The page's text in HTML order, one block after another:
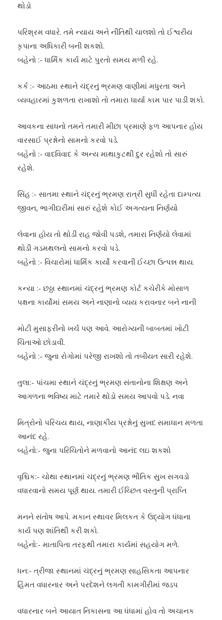
થોડો
પરિશ્રમ વધારે. તમે ન્યાય અને નીતિથી ચાલશો તો ઈશ્વરીય
કૃપાના અધિકારી બની શકશો.
બહેનો :- ધાર્મિક કાર્ય માટે પુરતો સમય મળી રહે.
કર્ક :- આઠમા સ્થાને ચંદ્રનું ભ્રમણ વાણીમાં મધુરતા અને
વ્યવહારમાં કુશળતા રાખાશો તો તમારા ધાર્યા કામ પાર પાડી શકો.
આવકના સાધનો તમને તમારી મીછા પ્રમાણે ફળ આપનાર હોય
વારસાઈ પ્રશ્નોનો સામનો કરવો પડે.
બહેનો :- વાદવિવાદ કે અન્ય માથાકુટથી દુર રહેશો તો સારું
રહેશે.
સિંહ :- સાતમા સ્થાને ચંદ્રનું ભ્રમણ રાત્રી સુધી રહેતા દામ્પત્ય
જીવન, ભાગીદારીમાં સારું રહેશે કોઈ અગત્યના નિર્ણયો
લેવાના હોય તો થોડી રાહ જોવી પડશે, તમારા નિર્ણયો લેવામાં
થોડી ગડમથલનો સામનો કરવો પડે.
બહેનો :- વિચારોમાં ધાર્મિક કાર્યો કરવાની ઈચ્છા ઉત્પન્ન થાય.
કન્યા :- છઠ્ઠા સ્થાનમાં ચંદ્રનું ભ્રમણ કોર્ટ કચેરીકે મોસાળ
પક્ષના કાર્યોમાં સમય અને નાણાનો વ્યય કરાવનાર બને નાની
મોટી મુસાફરીનો ખર્ચ પણ આવે. આરોગ્યની બાબતમાં ખોટી
ચિંતાઓ છોડાવી.
બહેનો :- જુના રોગોમાં પરેજી રાખશો તો તબીયત સારી રહેશે.
તુલા:- પાંચમા સ્થાને ચંદ્રનું ભ્રમણ સંતાનોના શિક્ષણ અને
આગળના ભવિષ્ય માટે તમારે થોડો સમય આપવો પડે. નવા
મિત્રોનો પરિચય થાય, નાણાકીય પ્રશ્નોનું સુખદ સમાધાન મળતા
આનંદ રહે.
બહેનો:- જુના પરિચિતોને મળવાનો આનંદ લઇ શકશો
વૃશ્ચિક:- ચોથા સ્થાનમાં ચંદ્રનું ભ્રમણ ભૌતિક સુખ સગવડો
વધારવાનો સમય પૂર્ણ થાય. તમારી ઈચ્છિત વસ્તુની પ્રાપ્તિ
મનને સંતોષ આપે. મકાન સ્થાવર મિલકત કે ઉદ્યોગ ધંધાના
કાર્ય પણ શાંતિથી કરી શકો.
બહેનો:- માતાપિતા તરફથી તમારા કાર્યમાં સહયોગ મળે.
ધન:- ત્રીજા સ્થાનમાં ચંદ્રનું ભ્રમણ સાહસિકતા આપનાર
હિંમત વધારનાર અને પરદેશને લગતી કામગીરીમાં જડપ
વધારનાર બને આયાત નિકાસના આ ધંધામાં હોવ તો અચાનક